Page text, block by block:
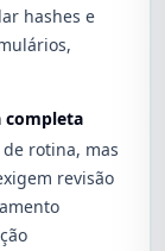
hashes e
completa
rotina, mas
revisão